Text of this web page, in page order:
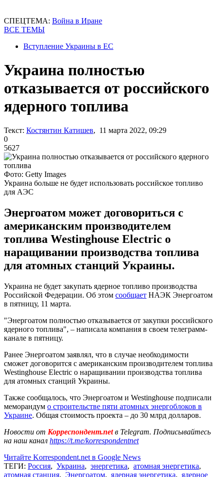
СПЕЦТЕМА: Война в Иране
ВСЕ ТЕМЫ
Вступление Украины в ЕС
Украина полностью
отказывается от российского
ядерного топлива
Текст: Костянтин Катишев, 11 марта 2022, 09:29
0
5627
Фото: Getty Images
Украина больше не будет использовать российское топливо
для АЭС
Энергоатом может договориться с
американским производителем
топлива Westinghouse Electric о
наращивании производства топлива
для атомных станций Украины.
Украина не будет закупать ядерное топливо производства
Российской Федерации. Об этом сообщает НАЭК Энергоатом
в пятницу, 11 марта.
"Энергоатом полностью отказывается от закупки российского
ядерного топлива", – написала компания в своем телеграмм-
канале в пятницу.
Ранее Энергоатом заявлял, что в случае необходимости
сможет договорится с американским производителем топлива
Westinghouse Electric о наращивании производства топлива
для атомных станций Украины.
Также сообщалось, что Энергоатом и Westinghouse подписали
меморандум о строительстве пяти атомных энергоблоков в
Украине. Общая стоимость проекта – до 30 млрд долларов.
Новости от Корреспондент.netв Telegram. Подписывайтесь
на наш канал https://t.me/korrespondentnet
Читайте Korrespondent.net в Google News
ТЕГИ: Россия, Украина, энергетика, атомная энергетика,
атомная станция, Энергоатом, ядерная энергетика, ядерное